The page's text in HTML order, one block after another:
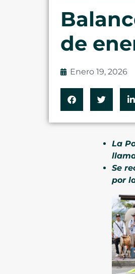
de
Enero 19, 2026
La
Se
por